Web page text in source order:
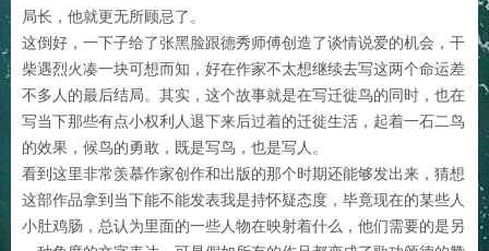
局长，他就更无所顾忌了。
这倒好，一下子给了张黑脸跟德秀师傅创造了谈情说爱的机会，干
柴遇烈火凑一块可想而知，好在作家不太想继续去写这两个命运差
不多人的最后结局。其实，这个故事就是在写迁徙鸟的同时，也在
写当下那些有点小权利人退下来后过着的迁徙生活，起着一石二鸟
的效果，候鸟的勇敢，既是写鸟，也是写人。
看到这里非常羡慕作家创作和出版的那个时期还能够发出来，猜想
这部作品拿到当下能不能发表我是持怀疑态度，毕竟现在的某些人
小肚鸡肠，总认为里面的一些人物在映射着什么，他们需要的是另